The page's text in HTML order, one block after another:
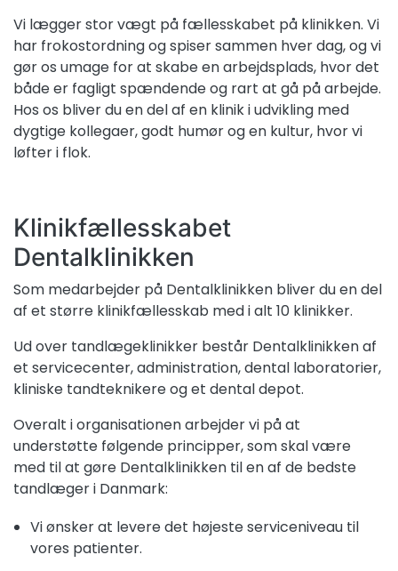
Vi lægger stor vægt på fællesskabet på klinikken. Vi
har frokostordning og spiser sammen hver dag, og vi
gør os umage for at skabe en arbejdsplads, hvor det
både er fagligt spændende og rart at gå på arbejde.
Hos os bliver du en del af en klinik i udvikling med
dygtige kollegaer, godt humør og en kultur, hvor vi
løfter i flok.
Klinikfællesskabet
Dentalklinikken
Som medarbejder på Dentalklinikken bliver du en del
af et større klinikfællesskab med i alt 10 klinikker.
Ud over tandlægeklinikker består Dentalklinikken af
et servicecenter, administration, dental laboratorier,
kliniske tandteknikere og et dental depot.
Overalt i organisationen arbejder vi på at
understøtte følgende principper, som skal være
med til at gøre Dentalklinikken til en af de bedste
tandlæger i Danmark:
Vi ønsker at levere det højeste serviceniveau til
vores patienter.